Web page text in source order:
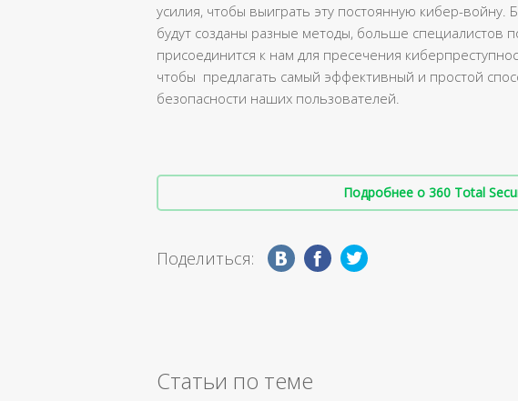
усилия, чтобы выиграть эту постоянную кибер-войну.
будут созданы разные методы, больше специалистов
присоединится к нам для пресечения
чтобы предлагать самый эффективный и простой
безопасности наших пользователей.
Подробнее о 360 Total
Поделиться:
Статьи по теме